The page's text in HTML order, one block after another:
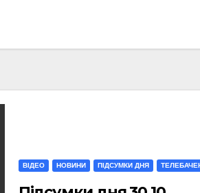
ВІДЕО НОВИНИ ПІДСУМКИ ДНЯ